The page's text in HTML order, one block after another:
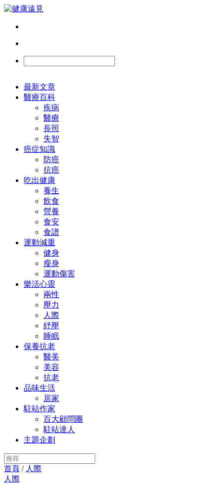
最新文章
醫療百科
疾病
醫療
長照
失智
癌症知識
防癌
抗癌
吃出健康
養生
飲食
營養
食安
食譜
運動減重
健身
瘦身
運動傷害
樂活心靈
兩性
壓力
人際
紓壓
睡眠
保養抗老
醫美
美容
抗老
品味生活
居家
駐站作家
百大顧問團
駐站達人
主題企劃
首頁 / 人際
人際